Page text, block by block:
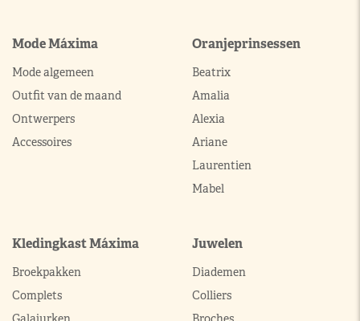
Mode Máxima
Mode algemeen
Outfit van de maand
Ontwerpers
Accessoires
Oranjeprinsessen
Beatrix
Amalia
Alexia
Ariane
Laurentien
Mabel
Kledingkast Máxima
Broekpakken
Complets
Juwelen
Diademen
Colliers